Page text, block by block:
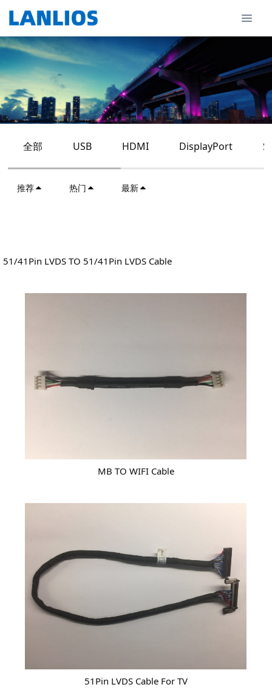
全部 USB HDMI DisplayPort
推荐 热门 最新
51/41Pin LVDS TO 51/41Pin LVDS Cable
MB TO WIFI Cable
51Pin LVDS Cable For TV